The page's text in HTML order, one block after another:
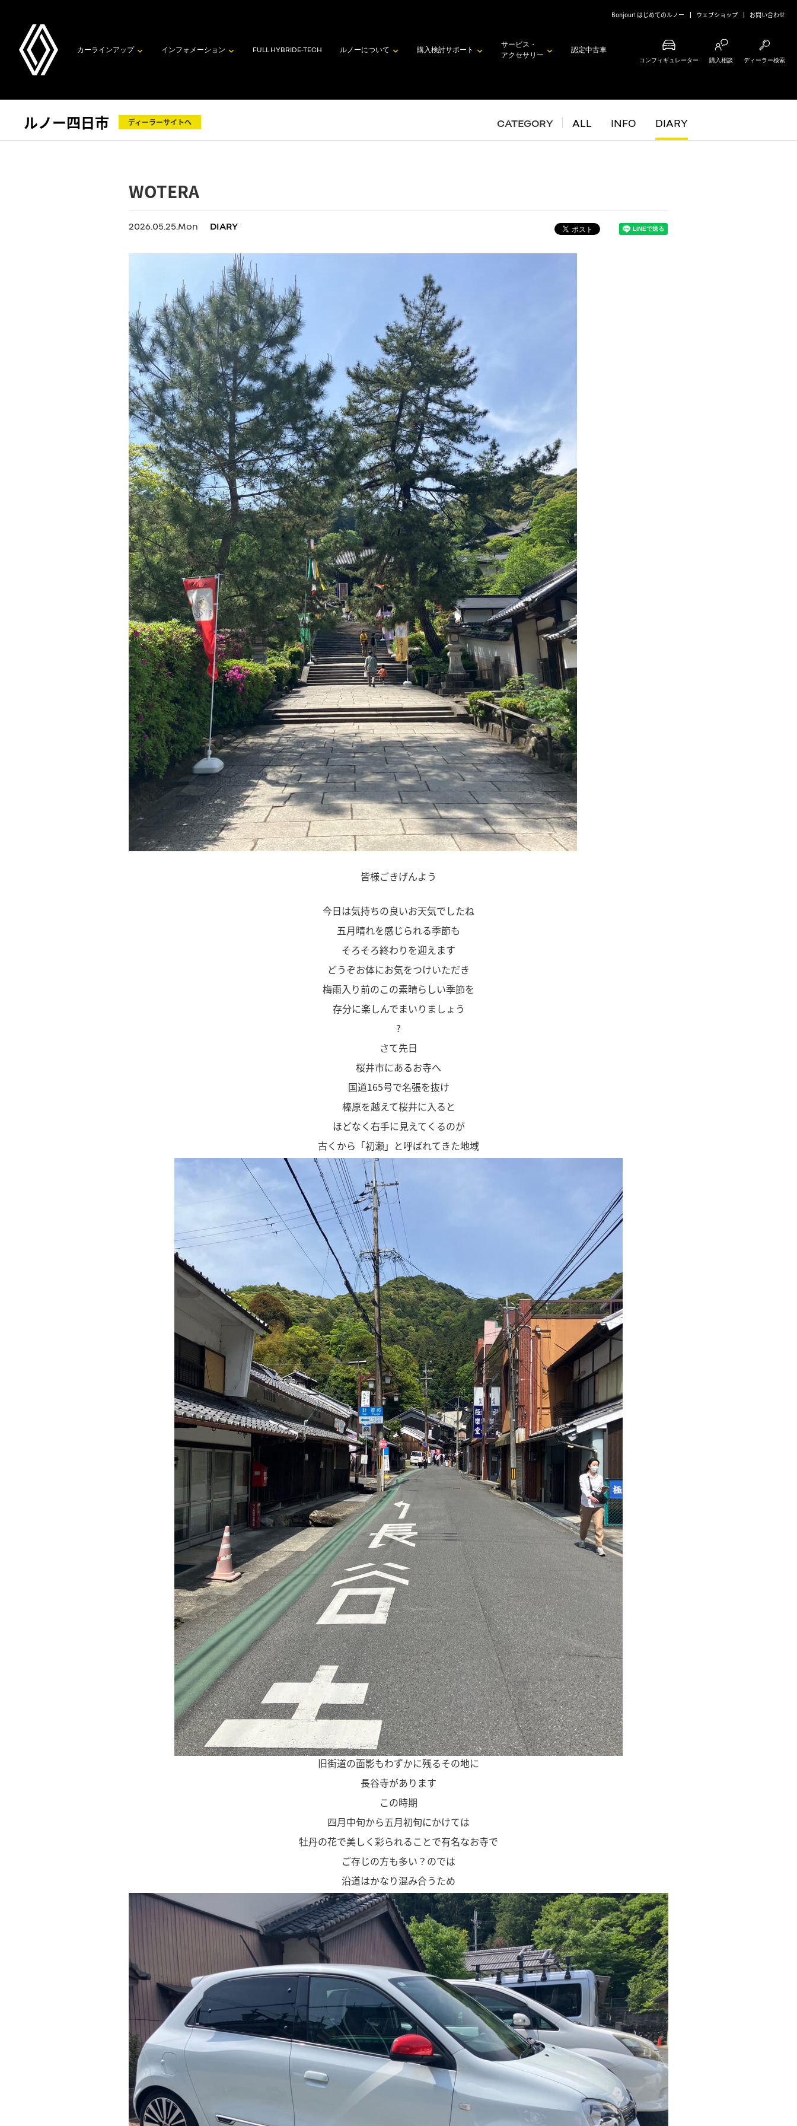
Bonjour! はじめてのルノー ウェブショップ お問い合わせ
カーラインアップ インフォメーション FULL HYBRIDE-TECH ルノーについて 購入検討サポート
サービス・
アクセサリー
認定中古車
コンフィギュレーター 購入相談 ディーラー検索
ルノー四日市 ディーラーサイトへ CATEGORY ALL INFO DIARY
WOTERA
2026.05.25.Mon DIARY
皆様ごきげんよう
今日は気持ちの良いお天気でしたね
五月晴れを感じられる季節も
そろそろ終わりを迎えます
どうぞお体にお気をつけいただき
梅雨入り前のこの素晴らしい季節を
存分に楽しんでまいりましょう
?
さて先日
桜井市にあるお寺へ
国道165号で名張を抜け
榛原を越えて桜井に入ると
ほどなく右手に見えてくるのが
古くから「初瀬」と呼ばれてきた地域
旧街道の面影もわずかに残るその地に
長谷寺があります
この時期
四月中旬から五月初旬にかけては
牡丹の花で美しく彩られることで有名なお寺で
ご存じの方も多い？のでは
沿道はかなり混み合うため